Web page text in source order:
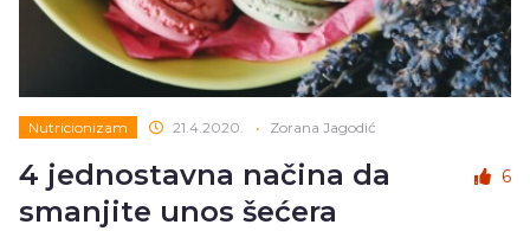
Nutricionizam 21.4.2020. • Zorana Jagodić
4 jednostavna načina da
smanjite unos šećera
6